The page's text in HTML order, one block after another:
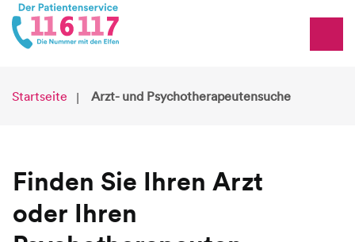
Startseite Arzt- und Psychotherapeutensuche
Finden Sie Ihren Arzt
oder Ihren